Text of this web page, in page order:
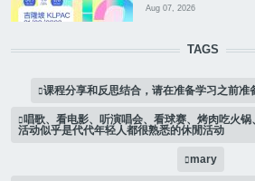
Aug 07, 2026
TAGS
课程分享和反思结合，请在准备学习之前准
唱歌、看电影、听演唱会、看球赛、烤肉吃火
活动似乎是代代年轻人都很熟悉的休閒活动
mary